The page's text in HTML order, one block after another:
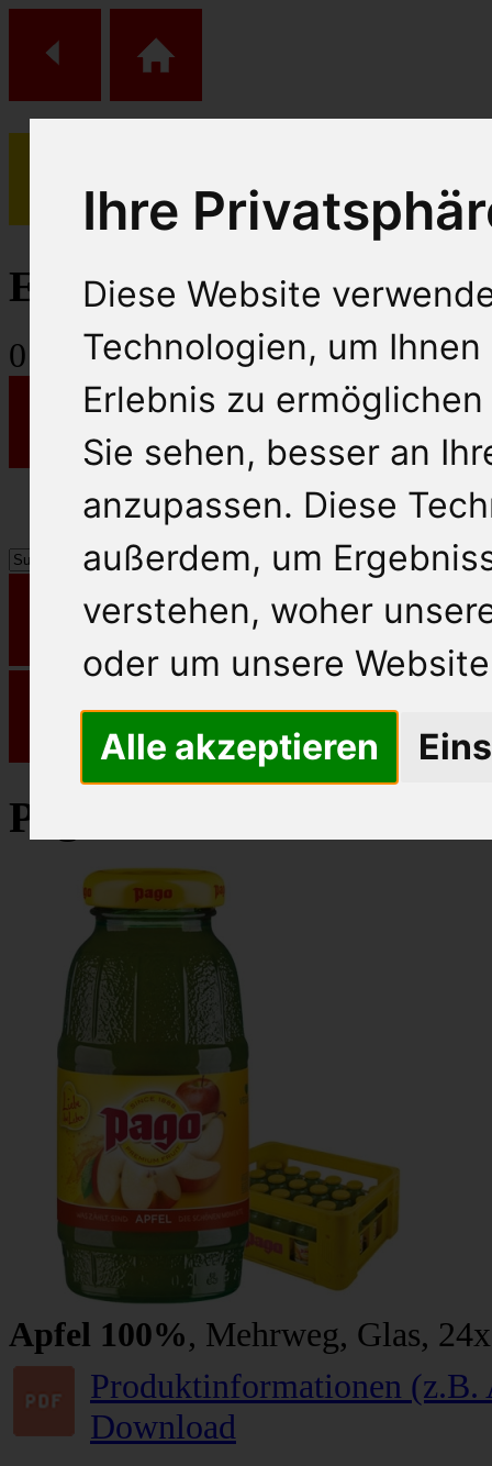
Ihre
Diese Website
Technologien, um
Erlebnis zu
Sie sehen, besser an
anzupassen. Diese
außerdem, um
verstehen, woher
oder um unsere
Alle akzeptieren
(0)
Einkaufs Wagen
0 Artikel
Pago Fruchtsaft
Apfel 100%, Mehrweg, Glas,
Produktinformationen
Download